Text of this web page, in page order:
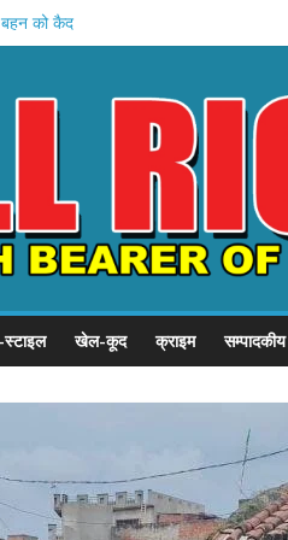
बहन को कैद
शुरू
से गुहार
छात्र संवाद
खेल-कूद क्राइम सम्पादकीय